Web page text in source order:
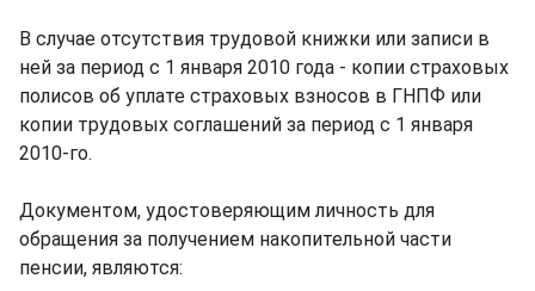
В случае отсутствия трудовой книжки или записи в
ней за период с 1 января 2010 года - копии страховых
полисов об уплате страховых взносов в ГНПФ или
копии трудовых соглашений за период с 1 января
2010-го.
Документом, удостоверяющим личность для
обращения за получением накопительной части
пенсии, являются: